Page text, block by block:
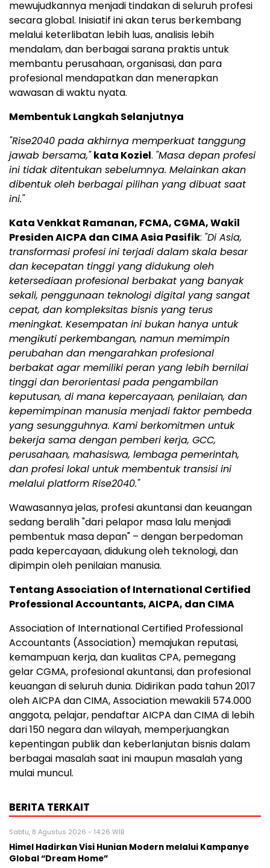
mewujudkannya menjadi tindakan di seluruh profesi
secara global. Inisiatif ini akan terus berkembang
melalui keterlibatan lebih luas, analisis lebih
mendalam, dan berbagai sarana praktis untuk
membantu perusahaan, organisasi, dan para
profesional mendapatkan dan menerapkan
wawasan di waktu nyata.
Membentuk Langkah Selanjutnya
"Rise2040 pada akhirnya memperkuat tanggung
jawab bersama," kata Koziel. "Masa depan profesi
ini tidak ditentukan sebelumnya. Melainkan akan
dibentuk oleh berbagai pilihan yang dibuat saat
ini."
Kata Venkkat Ramanan, FCMA, CGMA, Wakil
Presiden AICPA dan CIMA Asia Pasifik: "Di Asia,
transformasi profesi ini terjadi dalam skala besar
dan kecepatan tinggi yang didukung oleh
ketersediaan profesional berbakat yang banyak
sekali, penggunaan teknologi digital yang sangat
cepat, dan kompleksitas bisnis yang terus
meningkat. Kesempatan ini bukan hanya untuk
mengikuti perkembangan, namun memimpin
perubahan dan mengarahkan profesional
berbakat agar memiliki peran yang lebih bernilai
tinggi dan berorientasi pada pengambilan
keputusan, di mana kepercayaan, penilaian, dan
kepemimpinan manusia menjadi faktor pembeda
yang sesungguhnya. Kami berkomitmen untuk
bekerja sama dengan pemberi kerja, GCC,
perusahaan, mahasiswa, lembaga pemerintah,
dan profesi lokal untuk membentuk transisi ini
melalui platform Rise2040."
Wawasannya jelas, profesi akuntansi dan keuangan
sedang beralih "dari pelapor masa lalu menjadi
pembentuk masa depan" – dengan berpedoman
pada kepercayaan, didukung oleh teknologi, dan
dipimpin oleh penilaian manusia.
Tentang Association of International Certified
Professional Accountants, AICPA, dan CIMA
Association of International Certified Professional
Accountants (Association) memajukan reputasi,
kemampuan kerja, dan kualitas CPA, pemegang
gelar CGMA, profesional akuntansi, dan profesional
keuangan di seluruh dunia. Didirikan pada tahun 2017
oleh AICPA dan CIMA, Association mewakili 574.000
anggota, pelajar, pendaftar AICPA dan CIMA di lebih
dari 150 negara dan wilayah, memperjuangkan
kepentingan publik dan keberlanjutan bisnis dalam
berbagai masalah saat ini maupun masalah yang
mulai muncul.
BERITA TERKAIT
Sabtu, 8 Agustus 2026 - 14:26 WIB
Himel Hadirkan Visi Hunian Modern melalui Kampanye
Global “Dream Home”